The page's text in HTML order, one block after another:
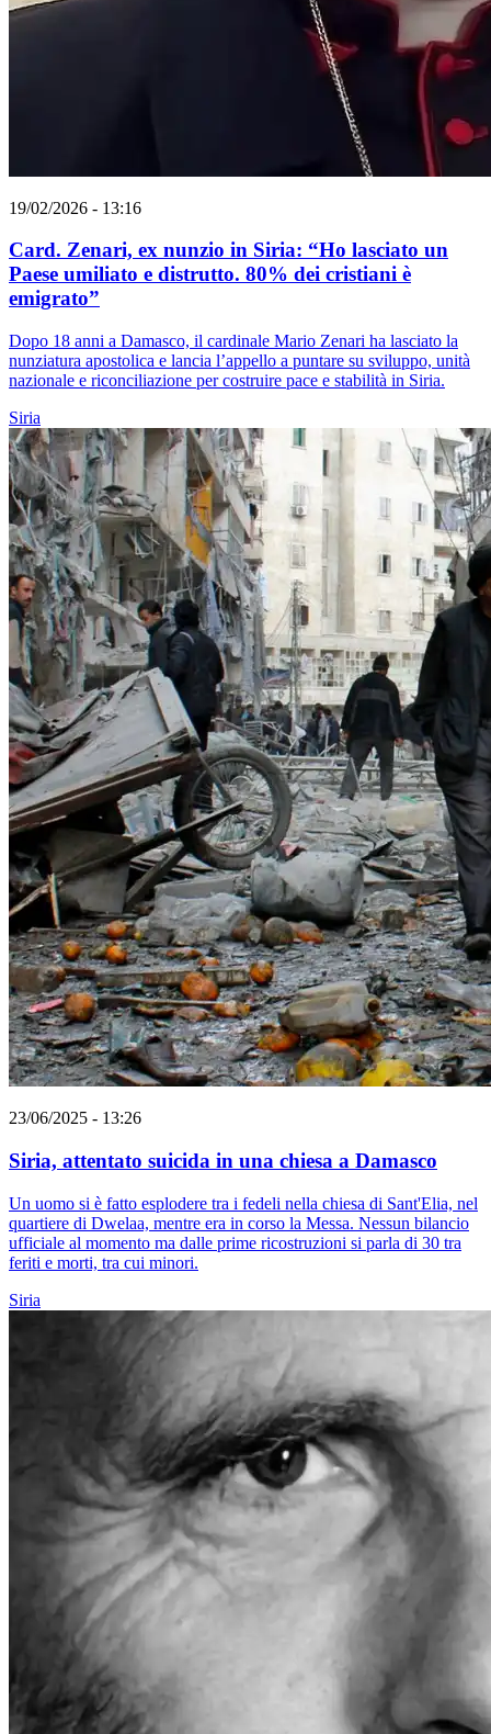
19/02/2026 - 13:16
Card. Zenari, ex nunzio in Siria: “Ho lasciato un
Paese umiliato e distrutto. 80% dei cristiani è
emigrato”
Dopo 18 anni a Damasco, il cardinale Mario Zenari ha lasciato la
nunziatura apostolica e lancia l’appello a puntare su sviluppo, unità
nazionale e riconciliazione per costruire pace e stabilità in Siria.
Siria
23/06/2025 - 13:26
Siria, attentato suicida in una chiesa a Damasco
Un uomo si è fatto esplodere tra i fedeli nella chiesa di Sant'Elia, nel
quartiere di Dwelaa, mentre era in corso la Messa. Nessun bilancio
ufficiale al momento ma dalle prime ricostruzioni si parla di 30 tra
feriti e morti, tra cui minori.
Siria